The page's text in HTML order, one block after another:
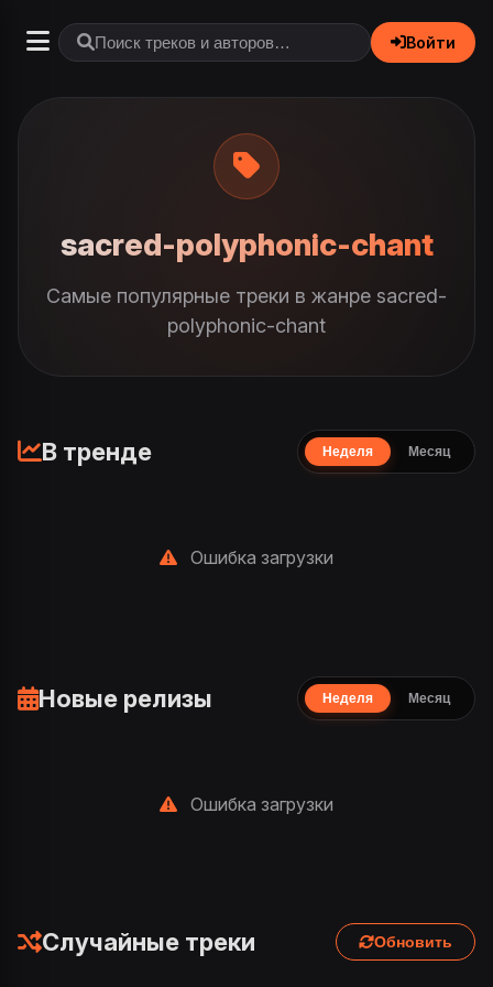
Войти
sacred-polyphonic-chant
Самые популярные треки в жанре sacred-
polyphonic-chant
В тренде Неделя Месяц
Ошибка загрузки
Новые релизы Неделя Месяц
Ошибка загрузки
Случайные треки Обновить